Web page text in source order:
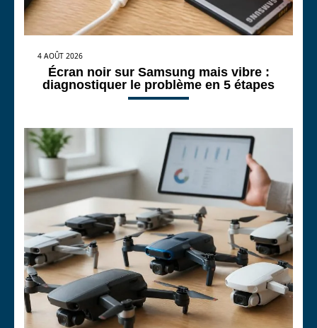
4 AOÛT 2026
Écran noir sur Samsung mais vibre :
diagnostiquer le problème en 5 étapes